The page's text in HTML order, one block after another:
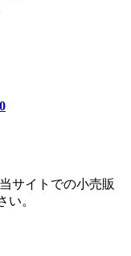
サイトでの小売販
い。